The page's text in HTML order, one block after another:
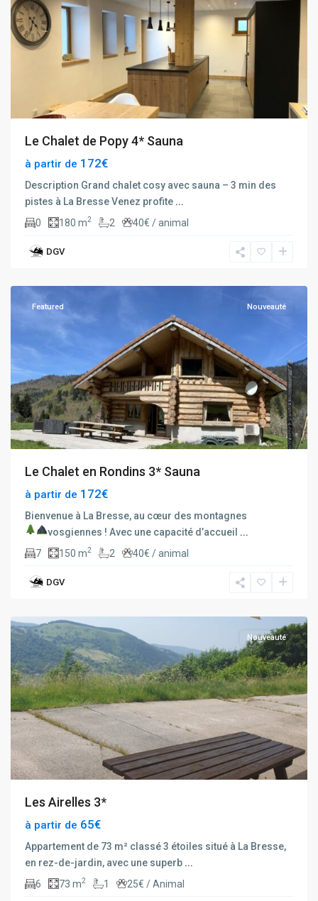
Le Chalet de Popy 4* Sauna
à partir de 172€
Description Grand chalet cosy avec sauna – 3 min des
pistes à La Bresse Venez profite ...
0
180 m2 2 40€ / animal
DGV
La
Featured Nouveauté
Le Chalet en Rondins 3* Sauna
à partir de 172€
Bienvenue à La Bresse, au cœur des montagnes
vosgiennes ! Avec une capacité d’accueil ...
7
150 m2 2 40€ / animal
DGV
La
Nouveauté
Les Airelles 3*
à partir de 65€
Appartement de 73 m² classé 3 étoiles situé à La Bresse,
en rez-de-jardin, avec une superb ...
6
73 m2 1 25€ / Animal